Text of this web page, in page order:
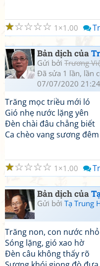
☆
☆
☆
☆
☆ 1 1.00
Bản dịch của
Gửi bởi Trương
Đã sửa 1 lần, lần
07/07/2020 21:24
Trăng mọc triều mới ló
Gió nhẹ nước lặng yên
Đèn chài đâu chẳng biết
Ca chèo vang sương đêm
☆
☆
☆
☆
☆ 1 1.00
Bản dịch của
Gửi bởi Tạ Trung
Trăng non, con nước nhỏ
Sóng lặng, gió xao hờ
Đèn câu không thấy rõ